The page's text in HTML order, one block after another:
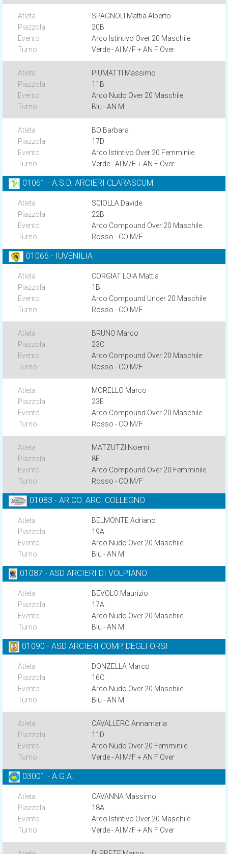
SPAGNOLI Mattia Alberto
20B
Arco Istintivo Over 20 Maschile
Verde - AI M/F + AN F Over
PIUMATTI Massimo
11B
Arco Nudo Over 20 Maschile
Blu - AN M
BO Barbara
17D
Arco Istintivo Over 20 Femminile
Verde - AI M/F + AN F Over
01061 - A.S.D. ARCIERI CLARASCUM
SCIOLLA Davide
22B
Arco Compound Over 20 Maschile
Rosso - CO M/F
01066 - IUVENILIA
CORGIAT LOIA Mattia
1B
Arco Compound Under 20 Maschile
Rosso - CO M/F
BRUNO Marco
23C
Arco Compound Over 20 Maschile
Rosso - CO M/F
MORELLO Marco
23E
Arco Compound Over 20 Maschile
Rosso - CO M/F
MATZUTZI Noemi
8E
Arco Compound Over 20 Femminile
Rosso - CO M/F
01083 - AR.CO. ARC. COLLEGNO
BELMONTE Adriano
19A
Arco Nudo Over 20 Maschile
Blu - AN M
01087 - ASD ARCIERI DI VOLPIANO
BEVOLO Maurizio
17A
Arco Nudo Over 20 Maschile
Blu - AN M
01090 - ASD ARCIERI COMP. DEGLI ORSI
DONZELLA Marco
16C
Arco Nudo Over 20 Maschile
Blu - AN M
CAVALLERO Annamaria
11D
Arco Nudo Over 20 Femminile
Verde - AI M/F + AN F Over
03001 - A.G.A.
CAVANNA Massimo
18A
Arco Istintivo Over 20 Maschile
Verde - AI M/F + AN F Over